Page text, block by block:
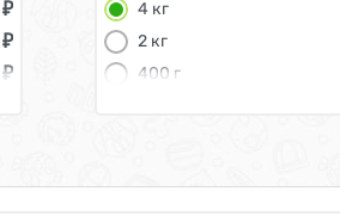
₽
₽
₽
4 кг
2 кг
400 г